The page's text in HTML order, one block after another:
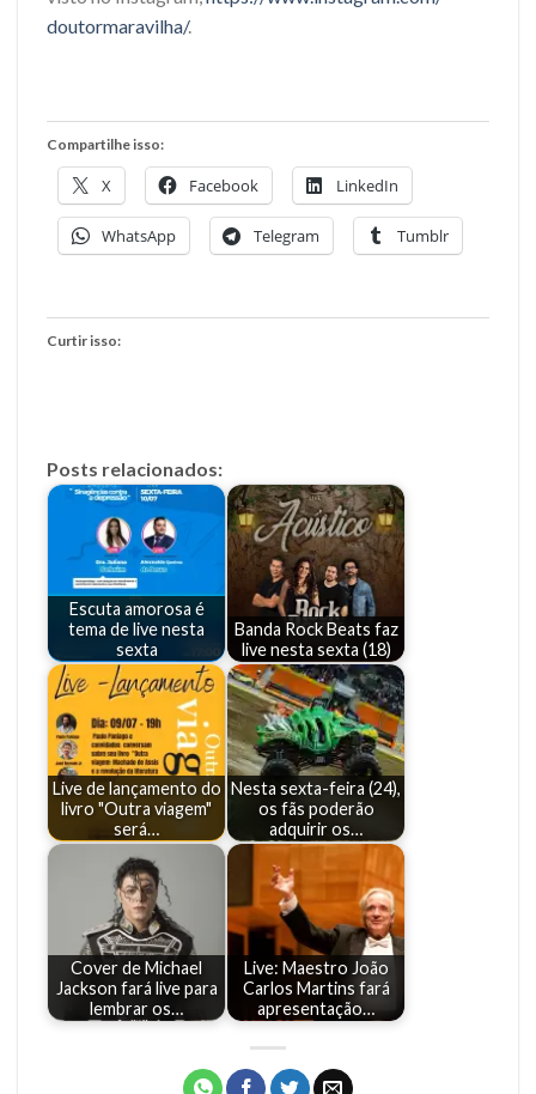
doutormaravilha/.
Compartilhe isso:
X Facebook LinkedIn
WhatsApp Telegram Tumblr
Curtir isso:
Posts relacionados:
Escuta amorosa é
tema de live nesta
sexta
Banda Rock Beats faz
live nesta sexta (18)
Live de lançamento do
livro "Outra viagem"
será…
Nesta sexta-feira (24),
os fãs poderão
adquirir os…
Cover de Michael
Jackson fará live para
lembrar os…
Live: Maestro João
Carlos Martins fará
apresentação…